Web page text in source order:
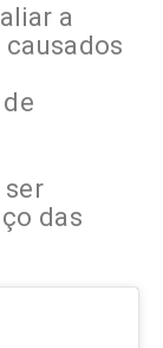
a
ser
das